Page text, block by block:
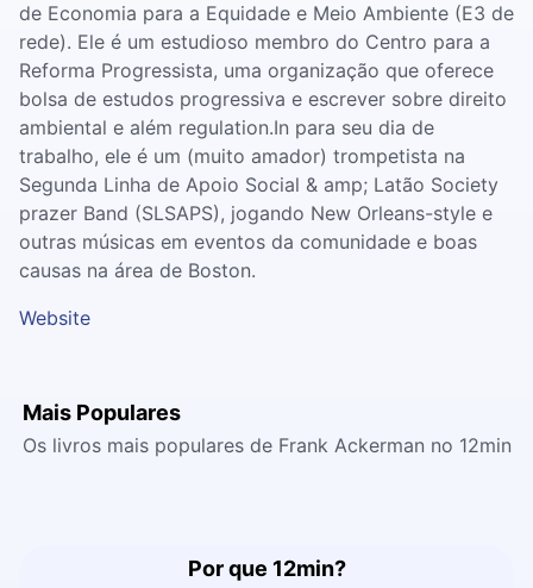
de Economia para a Equidade e Meio Ambiente (E3 de
rede). Ele é um estudioso membro do Centro para a
Reforma Progressista, uma organização que oferece
bolsa de estudos progressiva e escrever sobre direito
ambiental e além regulation.In para seu dia de
trabalho, ele é um (muito amador) trompetista na
Segunda Linha de Apoio Social & amp; Latão Society
prazer Band (SLSAPS), jogando New Orleans-style e
outras músicas em eventos da comunidade e boas
causas na área de Boston.
Website
Mais Populares
Os livros mais populares de Frank Ackerman no 12min
Por que 12min?